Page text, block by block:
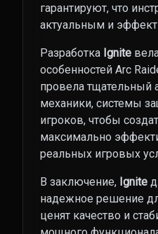
гарантируют, что
актуальным и
Разработка Ignite
особенностей Arc
провела тщательный
механики, системы
игроков, чтобы
максимально
реальных игровых
В заключение, Ignite
надежное решение
ценят качество и